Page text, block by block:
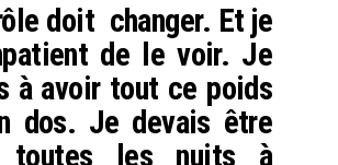
doit changer. Et je
de le voir. Je
à avoir tout ce poids
dos. Je devais être
toutes les nuits à